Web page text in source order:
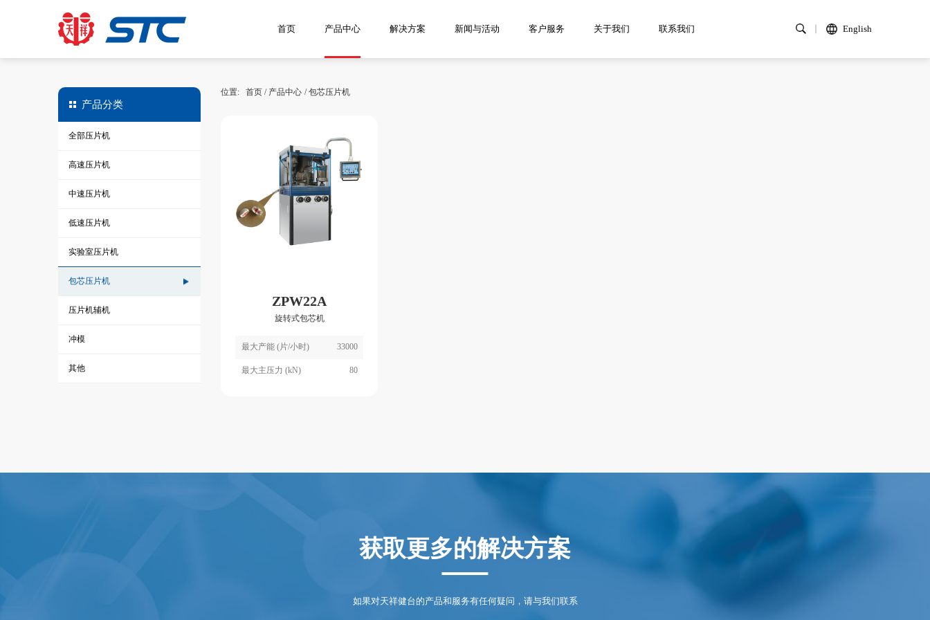
首页 产品中心 解决方案 新闻与活动 客户服务 关于我们 联系我们 English
产品分类
全部压片机
高速压片机
中速压片机
低速压片机
实验室压片机
包芯压片机
压片机辅机
冲模
其他
位置: 首页 / 产品中心 / 包芯压片机
ZPW22A
旋转式包芯机
最大产能 (片/小时) 33000
最大主压力 (kN) 80
获取更多的解决方案
如果对天祥健台的产品和服务有任何疑问，请与我们联系